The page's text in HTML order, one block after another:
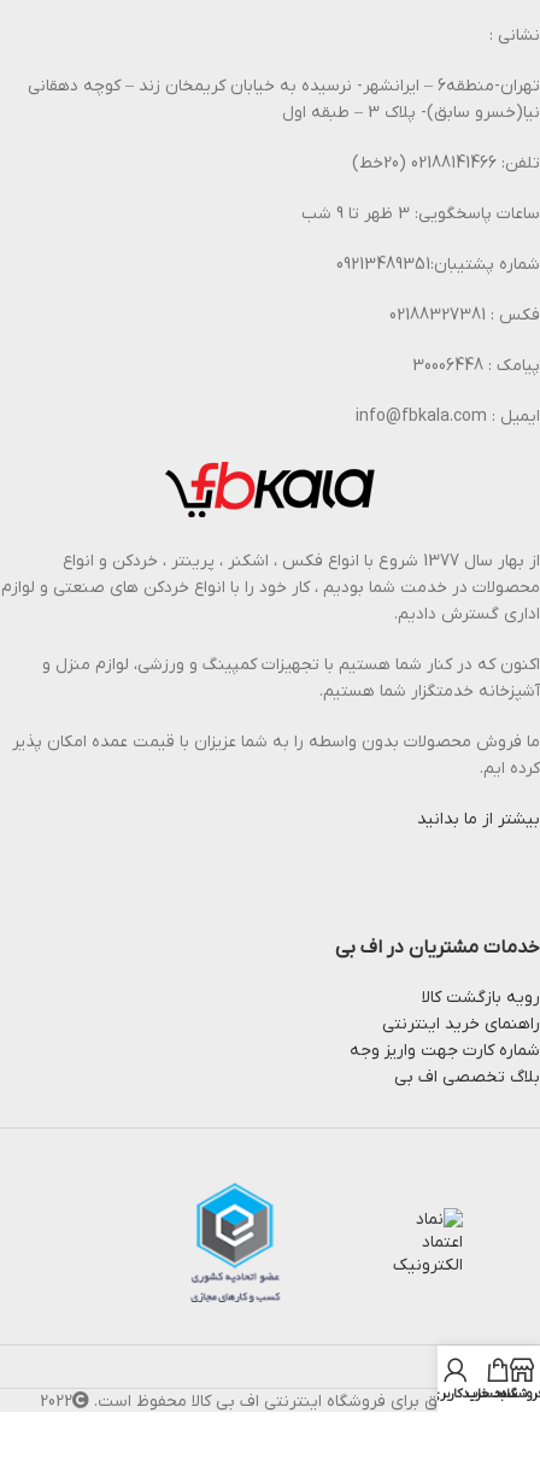
نشانی :
تهران-منطقه6 – ایرانشهر- نرسیده به خیابان کریمخان زند – کوچه دهقانی
نیا(خسرو سابق)- پلاک 3 – طبقه اول
تلفن: 02188141466 (20خط)
ساعات پاسخگویی: 3 ظهر تا 9 شب
شماره پشتیبان:09213489351
فکس : 02188327381
پیامک : 30006448
ایمیل : info@fbkala.com
از بهار سال 1377 شروع با انواع فکس ، اشکنر ، پرینتر ، خردکن و انواع
محصولات در خدمت شما بودیم ، کار خود را با انواع خردکن های صنعتی و لوازم
اداری گسترش دادیم.
اکنون که در کنار شما هستیم با تجهیزات کمپینگ و ورزشی، لوازم منزل و
آشپزخانه خدمتگزار شما هستیم.
ما فروش محصولات بدون واسطه را به شما عزیزان با قیمت عمده امکان پذیر
کرده ایم.
بیشتر از ما بدانید
خدمات مشتریان در اف بی
رویه بازگشت کالا
راهنمای خرید اینترنتی
شماره کارت جهت واریز وجه
بلاگ تخصصی اف بی
تمام حقوق برای فروشگاه اینترنتی اف بی کالا محفوظ است. 2022 سبد خرید
حساب کاربری من